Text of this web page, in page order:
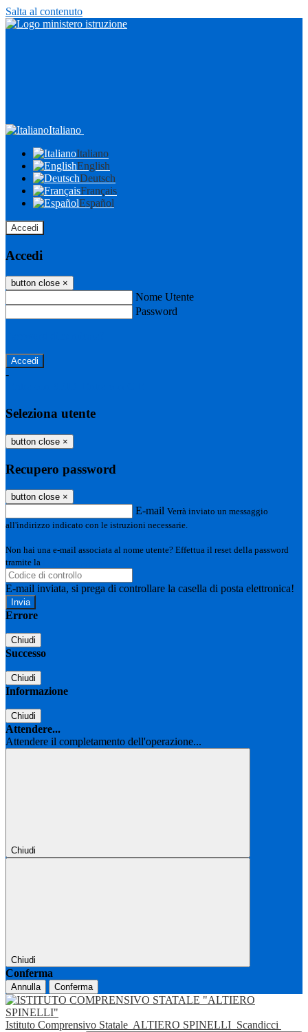
Salta al contenuto
Italiano
Italiano
English
Deutsch
Français
Español
Accedi
Accedi
button close ×
Nome Utente
Password
-
Seleziona utente
button close ×
Recupero password
button close ×
E-mail Verrà inviato un messaggio
all'indirizzo indicato con le istruzioni necessarie.
Non hai una e-mail associata al nome utente? Effettua il reset della password
tramite la
E-mail inviata, si prega di controllare la casella di posta elettronica!
Errore
Chiudi
Successo
Chiudi
Informazione
Chiudi
Attendere...
Attendere il completamento dell'operazione...
Chiudi
Chiudi
Conferma
Annulla Conferma
Istituto Comprensivo Statale ALTIERO SPINELLI Scandicci